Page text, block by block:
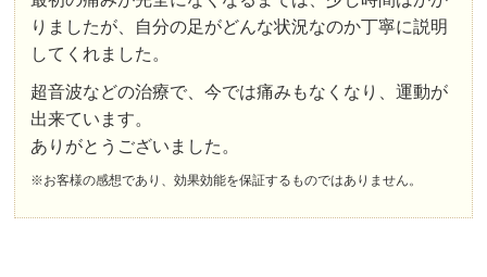
りましたが、自分の足がどんな状況なのか丁寧に説明
してくれました。
超音波などの治療で、今では痛みもなくなり、運動が
出来ています。
ありがとうございました。
※お客様の感想であり、効果効能を保証するものではありません。